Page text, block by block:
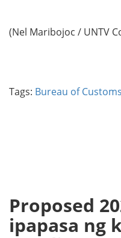
(Nel Maribojoc / UNTV
Tags: Bureau of Customs
Proposed
ipapasa ng